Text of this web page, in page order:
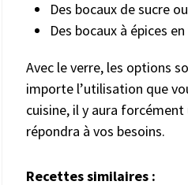
Des bocaux de sucre
Des bocaux à épices
Avec le verre, les options
importe l’utilisation que
cuisine, il y aura
répondra à vos besoins.
Recettes similaires :